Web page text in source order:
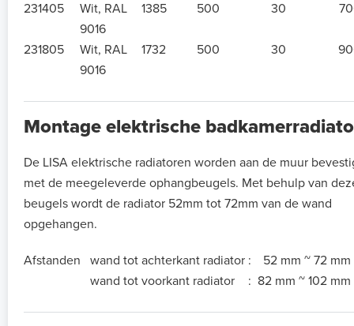
231405
Wit, RAL
9016
1385 500 30
231805
Wit, RAL
9016
1732 500 30
Montage elektrische
De LISA elektrische radiatoren worden aan de muur
met de meegeleverde ophangbeugels. Met behulp van
beugels wordt de radiator 52mm tot 72mm van de wand
opgehangen.
Afstanden wand tot achterkant radiator :
52 mm ~ 72 mm
wand tot voorkant radiator
: 82 mm ~ 102 mm